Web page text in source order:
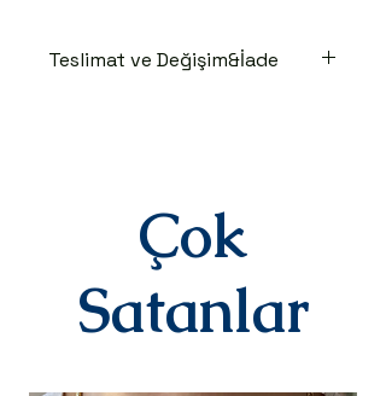
Teslimat ve Değişim&İade
edilir.Kargoya teslim edildiğinde
takip numaranız,anlaşmalı kargo
firmamız olan Yurtiçi Kargo
tarafından size sms olarak iletilir.
DEĞİŞİM&İADE
Kişiye özel
Çok
Satanlar